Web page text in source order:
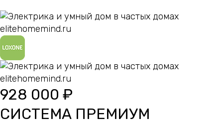
928 000 ₽
СИСТЕМА ПРЕМИУМ